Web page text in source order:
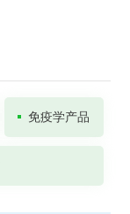
免疫学产品